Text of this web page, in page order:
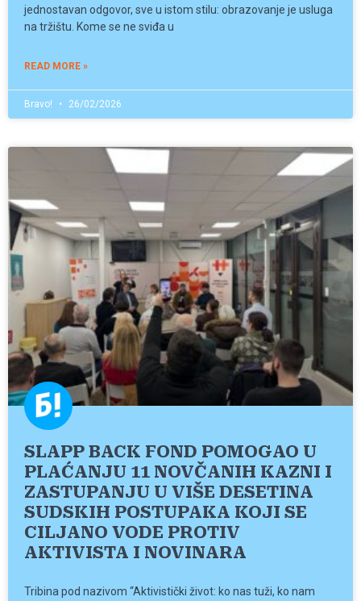
jednostavan odgovor, sve u istom stilu: obrazovanje je usluga
na tržištu. Kome se ne sviđa u
READ MORE »
Bravo! 26/02/2026
SLAPP BACK FOND POMOGAO U
PLAĆANJU 11 NOVČANIH KAZNI I
ZASTUPANJU U VIŠE DESETINA
SUDSKIH POSTUPAKA KOJI SE
CILJANO VODE PROTIV
AKTIVISTA I NOVINARA
Tribina pod nazivom “Aktivistički život: ko nas tuži, ko nam